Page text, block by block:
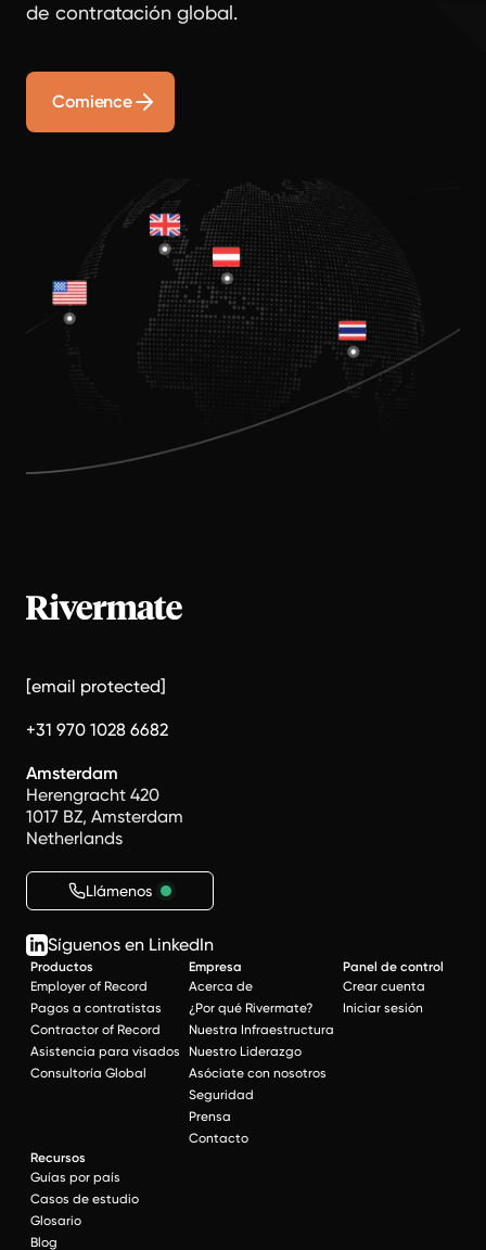
de contratación global.
Comience
[email protected]
+31 970 1028 6682
Amsterdam
Herengracht 420
1017 BZ, Amsterdam
Netherlands
Llámenos
Síguenos en LinkedIn
Productos
Employer of Record
Pagos a contratistas
Contractor of Record
Asistencia para visados
Consultoría Global
Empresa
Acerca de
¿Por qué Rivermate?
Nuestra Infraestructura
Nuestro Liderazgo
Asóciate con nosotros
Seguridad
Prensa
Contacto
Panel de control
Crear cuenta
Iniciar sesión
Recursos
Guías por país
Casos de estudio
Glosario
Blog